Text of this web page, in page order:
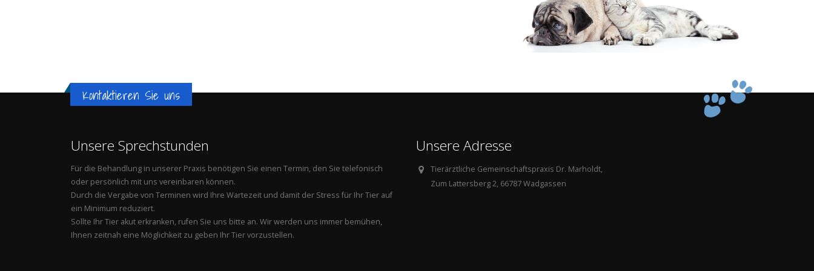
Kontaktieren Sie uns
Unsere Sprechstunden
Für die Behandlung in unserer Praxis benötigen Sie einen Termin, den Sie telefonisch
oder persönlich mit uns vereinbaren können.
Durch die Vergabe von Terminen wird Ihre Wartezeit und damit der Stress für Ihr Tier auf
ein Minimum reduziert.
Sollte Ihr Tier akut erkranken, rufen Sie uns bitte an. Wir werden uns immer bemühen,
Ihnen zeitnah eine Möglichkeit zu geben Ihr Tier vorzustellen.
Unsere Adresse
Tierärztliche Gemeinschaftspraxis Dr. Marholdt,
Zum Lattersberg 2, 66787 Wadgassen